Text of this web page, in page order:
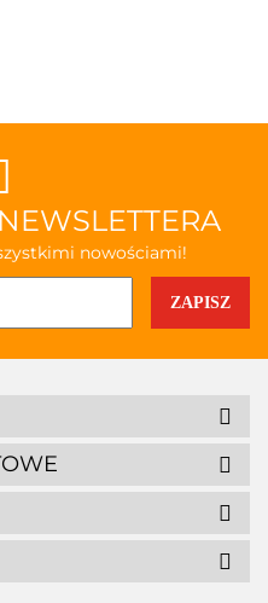
nowościami!